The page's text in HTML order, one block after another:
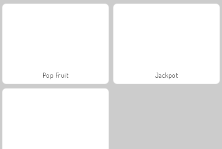
Pop Fruit Jackpot